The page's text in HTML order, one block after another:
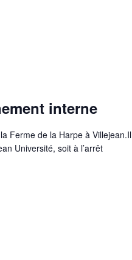
interne
Ferme de la Harpe à Villejean.Il
Université, soit à l’arrêt